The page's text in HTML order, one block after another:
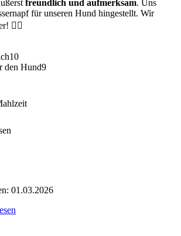
freundlich und aufmerksam. Uns
für unseren Hund hingestellt. Wir
✌🏻
10
den Hund9
01.03.2026